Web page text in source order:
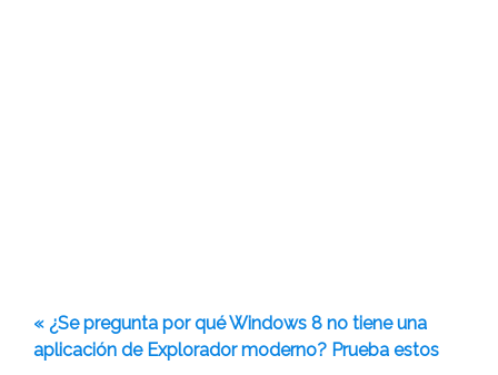
« ¿Se pregunta por qué Windows 8 no tiene una
aplicación de Explorador moderno? Prueba estos